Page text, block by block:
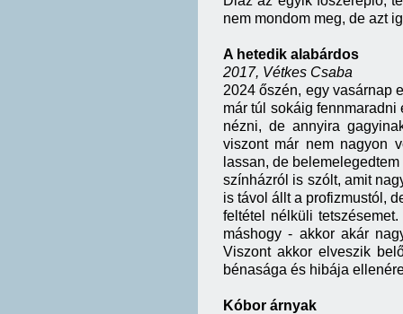
nem mondom meg, de azt
A hetedik alabárdos
2017, Vétkes Csaba
2024 őszén, egy vasárnap
már túl sokáig fennmaradni
nézni, de annyira
viszont már nem nagyon
lassan, de
színházról is szólt, amit
is távol állt a profizmustól,
feltétel nélküli
máshogy - akkor akár
Viszont akkor elveszik
bénasága és hibája
Kóbor árnyak